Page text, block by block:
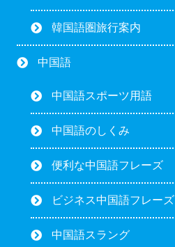
韓国語圏旅行案内
中国語
中国語スポーツ用語
中国語のしくみ
便利な中国語フレーズ
ビジネス中国語フレーズ
中国語スラング